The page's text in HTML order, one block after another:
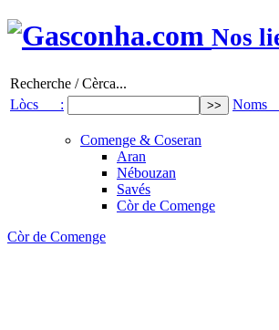
Nos
Recherche / Cèrca...
Lòcs :
Comenge & Coseran
Aran
Nébouzan
Savés
Còr de Comenge
Còr de Comenge